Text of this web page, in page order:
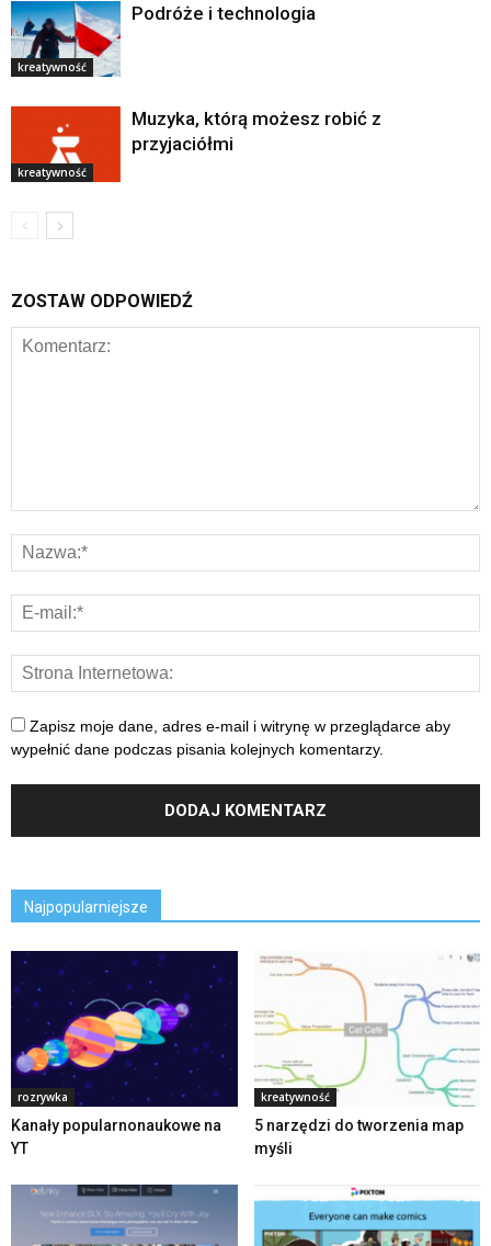
kreatywność
Podróże i technologia
kreatywność
Muzyka, którą możesz robić z
przyjaciółmi
ZOSTAW ODPOWIEDŹ
Zapisz moje dane, adres e-mail i witrynę w przeglądarce aby
wypełnić dane podczas pisania kolejnych komentarzy.
Najpopularniejsze
rozrywka
Kanały popularnonaukowe na
YT
kreatywność
5 narzędzi do tworzenia map
myśli